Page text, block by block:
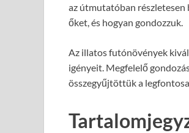
az útmutatóban
őket, és hogyan gondozzuk.
Az illatos futónövények
igényeit. Megfelelő
összegyűjtöttük a